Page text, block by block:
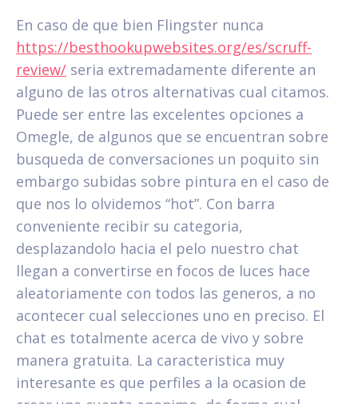
En caso de que bien Flingster nunca
https://besthookupwebsites.org/es/scruff-
review/ seri­a extremadamente diferente an
alguno de las otros alternativas cual citamos.
Puede ser entre las excelentes opciones a
Omegle, de algunos que se encuentran sobre
busqueda de conversaciones un poquito sin
embargo subidas sobre pintura en el caso de
que nos lo olvidemos “hot”. Con barra
conveniente recibir su categoria,
desplazandolo hacia el pelo nuestro chat
llegan a convertirse en focos de luces hace
aleatoriamente con todos las generos, a no
acontecer cual selecciones uno en preciso. El
chat es totalmente acerca de vivo y sobre
manera gratuita. La caracteristica muy
interesante es que perfiles a la ocasion de